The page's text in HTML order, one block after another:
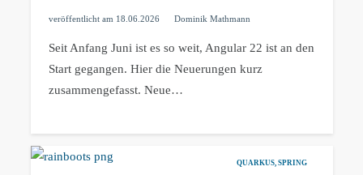
veröffentlicht am 18.06.2026 Dominik Mathmann
Seit Anfang Juni ist es so weit, Angular 22 ist an den
Start gegangen. Hier die Neuerungen kurz
zusammengefasst. Neue…
QUARKUS, SPRING